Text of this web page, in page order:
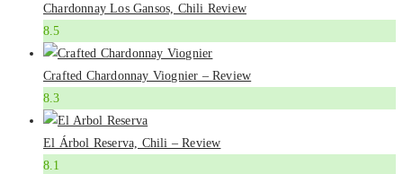
Chardonnay Los Gansos, Chili Review
8.5
Crafted Chardonnay Viognier – Review
8.3
El Árbol Reserva, Chili – Review
8.1